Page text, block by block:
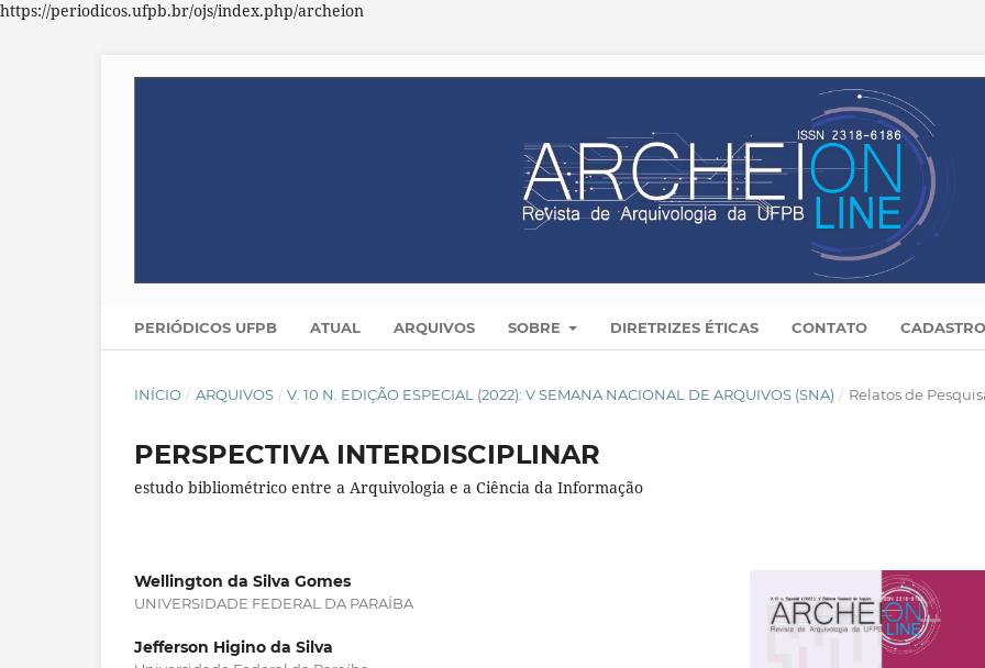
https://periodicos.ufpb.br/ojs/index.php/archeion
PERIÓDICOS UFPB ATUAL ARQUIVOS SOBRE DIRETRIZES ÉTICAS CONTATO
INÍCIO / ARQUIVOS / V. 10 N. EDIÇÃO ESPECIAL (2022): V SEMANA NACIONAL DE ARQUIVOS (SNA) / Relatos de
PERSPECTIVA INTERDISCIPLINAR
estudo bibliométrico entre a Arquivologia e a Ciência da Informação
Wellington da Silva Gomes
UNIVERSIDADE FEDERAL DA PARAÍBA
Jefferson Higino da Silva